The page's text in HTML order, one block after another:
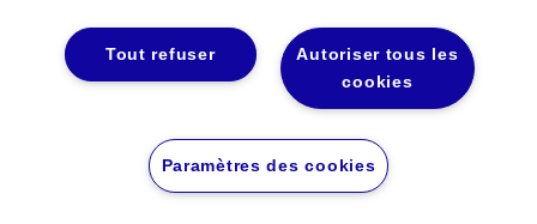
Autoriser tous les
cookies
Tout refuser
Paramètres des cookies